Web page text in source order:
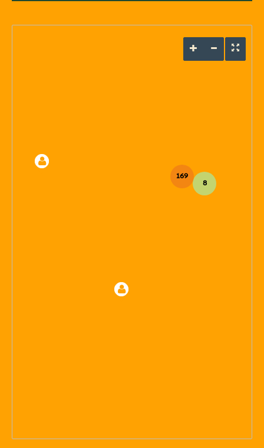
8
169